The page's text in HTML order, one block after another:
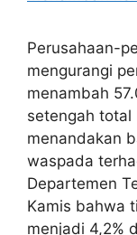
Perusahaan-
mengurangi
menambah
setengah total
menandakan
waspada
Departemen
Kamis bahwa
menjadi 4,2%